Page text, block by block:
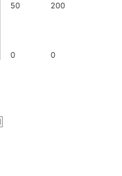
0
50
0
200